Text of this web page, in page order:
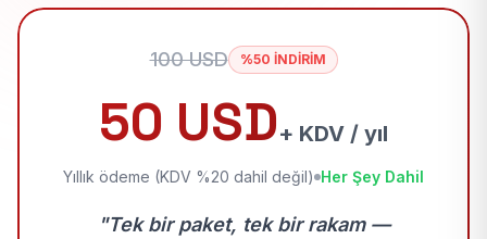
100 USD %50 İNDİRİM
50 USD+ KDV / yıl
Yıllık ödeme (KDV %20 dahil değil) Her Şey Dahil
"Tek bir paket, tek bir rakam —